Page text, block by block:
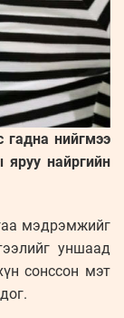
гадна нийгмээ
яруу найргийн
мэдрэмжийг
уншаад
сонссон мэт